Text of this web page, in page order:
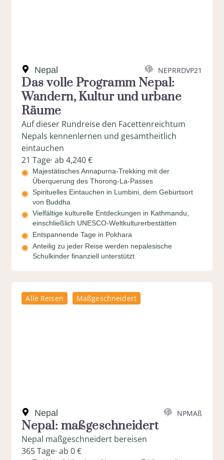
Nepal NEPRRDVP21
Das volle Programm Nepal:
Wandern, Kultur und urbane
Räume
Auf dieser Rundreise den Facettenreichtum
Nepals kennenlernen und gesamtheitlich
eintauchen
21 Tage· ab 4,240 €
Majestätisches Annapurna-Trekking mit der
Überquerung des Thorong-La-Passes
Spirituelles Eintauchen in Lumbini, dem Geburtsort
von Buddha
Vielfältige kulturelle Entdeckungen in Kathmandu,
einschließlich UNESCO-Weltkulturerbestätten
Entspannende Tage in Pokhara
Anteilig zu jeder Reise werden nepalesische
Schulkinder finanziell unterstützt
Alle Reisen Maßgeschneidert
Nepal NPMAß
Nepal: maßgeschneidert
Nepal maßgeschneidert bereisen
365 Tage· ab 0 €